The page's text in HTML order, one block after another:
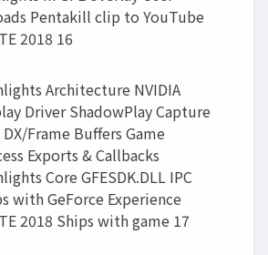
Pentakill clip to YouTube
2018 16
Architecture NVIDIA
Driver ShadowPlay Capture
DX/Frame Buffers Game
Exports & Callbacks
Core GFESDK.DLL IPC
with GeForce Experience
2018 Ships with game 17